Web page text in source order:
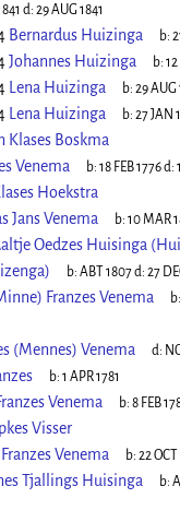
d: 29 AUG 1841
Bernardus Huizinga b:
Johannes Huizinga b:
Lena Huizinga b:29 AUG
Lena Huizinga b:27 JAN
Klases Boskma
Venema b:18 FEB 1776d:
Hoekstra
Jans Venema b:10 MAR
Oedzes Huisinga
b:ABT 1807d:27
Franzes Venema
(Mennes) Venema d:
b:1 APR 1781
Venema b:8 FEB
Visser
Venema b:22 OCT
Tjallings Huisinga b: